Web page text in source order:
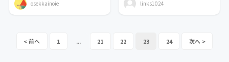
osekkainoie links1024
1 ... 21 22 23 24